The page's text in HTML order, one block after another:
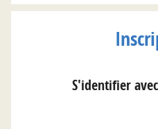
S'identifier